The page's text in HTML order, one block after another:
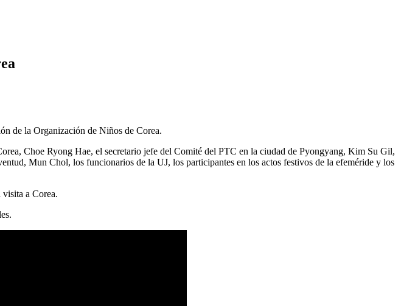
de la Organización de Niños de Corea.
Choe Ryong Hae, el secretario jefe del Comité del PTC en la ciudad de Pyongyang, Kim Su Gil,
Mun Chol, los funcionarios de la UJ, los participantes en los actos festivos de la efeméride y los
visita a Corea.